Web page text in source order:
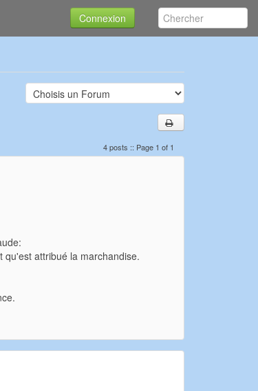
Connexion
4 posts :: Page 1 of 1
attribué la marchandise.